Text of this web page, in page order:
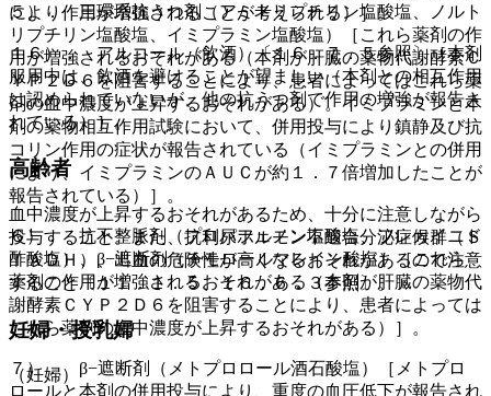
により作用が増強されることが考えられる）］。
１６）． アルコール（飲酒）〔１６．７．５参照〕［本剤
服用中は、飲酒を避けることが望ましい（本剤との相互作用
は認められていないが、他の抗うつ剤で作用の増強が報告さ
れている）］。
高齢者
血中濃度が上昇するおそれがあるため、十分に注意しながら
投与すること。また、抗利尿ホルモン不適合分泌症候群（Ｓ
ＩＡＤＨ）、出血の危険性が高くなるおそれがあるので注意
すること〔１１．１．５、１６．６．３参照〕。
妊婦・授乳婦
（妊婦）
５）． 三環系抗うつ剤（アミトリプチリン塩酸塩、ノルト
リプチリン塩酸塩、イミプラミン塩酸塩）［これら薬剤の作
用が増強されるおそれがある（本剤が肝臓の薬物代謝酵素Ｃ
ＹＰ２Ｄ６を阻害することにより、患者によってはこれら薬
剤の血中濃度が上昇するおそれがある）。イミプラミンと本
剤の薬物相互作用試験において、併用投与により鎮静及び抗
コリン作用の症状が報告されている（イミプラミンとの併用
により、イミプラミンのＡＵＣが約１．７倍増加したことが
報告されている）］。
６）． 抗不整脈剤（プロパフェノン塩酸塩、フレカイニド
酢酸塩）、β−遮断剤（チモロールマレイン酸塩）［これら
薬剤の作用が増強されるおそれがある（本剤が肝臓の薬物代
謝酵素ＣＹＰ２Ｄ６を阻害することにより、患者によっては
これら薬剤の血中濃度が上昇するおそれがある）］。
７）． β−遮断剤（メトプロロール酒石酸塩）［メトプロ
ロールと本剤の併用投与により、重度の血圧低下が報告され